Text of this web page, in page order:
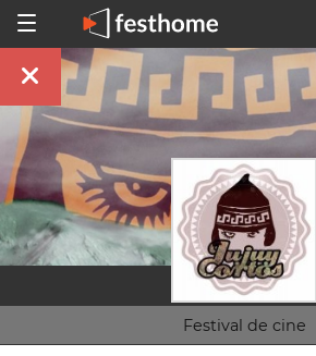
Festival de cine